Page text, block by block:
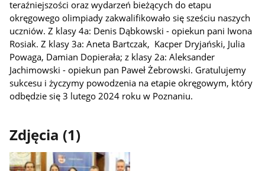
teraźniejszości oraz wydarzeń bieżących do etapu
okręgowego olimpiady zakwalifikowało się sześciu naszych
uczniów. Z klasy 4a: Denis Dąbkowski - opiekun pani Iwona
Rosiak. Z klasy 3a: Aneta Bartczak, Kacper Dryjański, Julia
Powaga, Damian Dopierała; z klasy 2a: Aleksander
Jachimowski - opiekun pan Paweł Żebrowski. Gratulujemy
sukcesu i życzymy powodzenia na etapie okręgowym, który
odbędzie się 3 lutego 2024 roku w Poznaniu.
Zdjęcia (1)